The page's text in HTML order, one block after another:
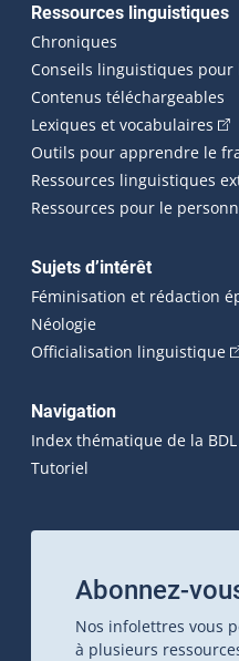
Ressources linguistiques
Chroniques
Conseils linguistiques pour
Contenus téléchargeables
Lexiques et vocabulaires
Outils pour apprendre le
Ressources linguistiques
Ressources pour le
Sujets d’intérêt
Féminisation et rédaction
Néologie
Officialisation linguistique
Navigation
Index thématique de la BDL
Tutoriel
Abonnez-
Nos infolettres vous
à plusieurs